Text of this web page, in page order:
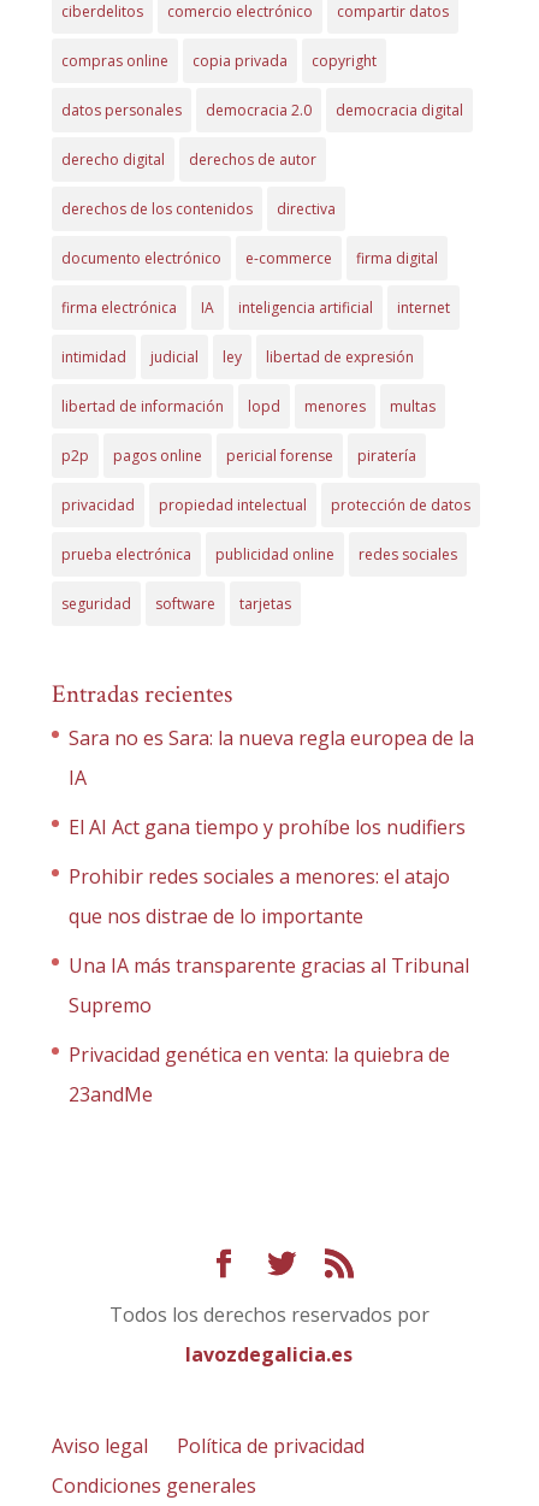
ciberdelitos comercio electrónico compartir datos
compras online copia privada copyright
datos personales democracia 2.0 democracia digital
derecho digital derechos de autor
derechos de los contenidos directiva
documento electrónico e-commerce firma digital
firma electrónica IA inteligencia artificial internet
intimidad judicial ley libertad de expresión
libertad de información lopd menores multas
p2p pagos online pericial forense piratería
privacidad propiedad intelectual protección de datos
prueba electrónica publicidad online redes sociales
seguridad software tarjetas
Entradas recientes
Sara no es Sara: la nueva regla europea de la
IA
El AI Act gana tiempo y prohíbe los nudifiers
Prohibir redes sociales a menores: el atajo
que nos distrae de lo importante
Una IA más transparente gracias al Tribunal
Supremo
Privacidad genética en venta: la quiebra de
23andMe
Todos los derechos reservados por
lavozdegalicia.es
Aviso legal
Política de privacidad
Condiciones generales